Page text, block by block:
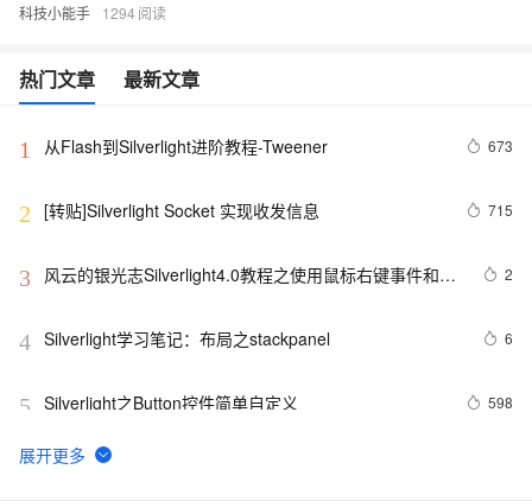
科技小能手 1294
热门文章 最新文章
1 从Flash到Silverlight进阶教程-Tweener 673
2 [转贴]Silverlight Socket 实现收发信息 715
3
风云的银光志Silverlight4.0教程之使用鼠标右键事件和滚
2
4 Silverlight学习笔记：布局之stackpanel 6
5 Silverlight之Button控件简单自定义 598
6 Silverlight中鼠标事件的js开发